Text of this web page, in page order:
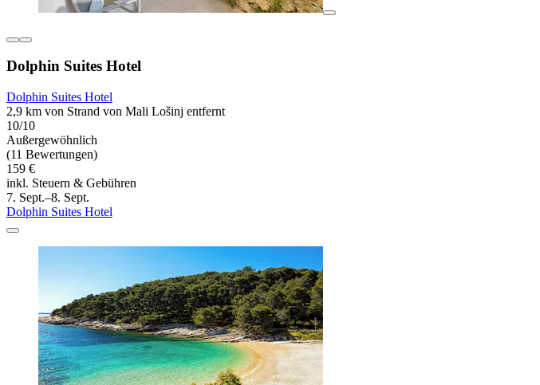
Dolphin Suites Hotel
Dolphin Suites Hotel
2,9 km von Strand von Mali Lošinj entfernt
10/10
Außergewöhnlich
(11 Bewertungen)
159 €
inkl. Steuern & Gebühren
7. Sept.–8. Sept.
Dolphin Suites Hotel